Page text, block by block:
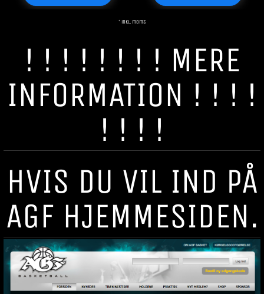
* inkl. moms
! ! ! ! ! ! ! ! MERE
INFORMATION ! ! ! !
! ! ! !
HVIS DU VIL IND PÅ
AGF HJEMMESIDEN.